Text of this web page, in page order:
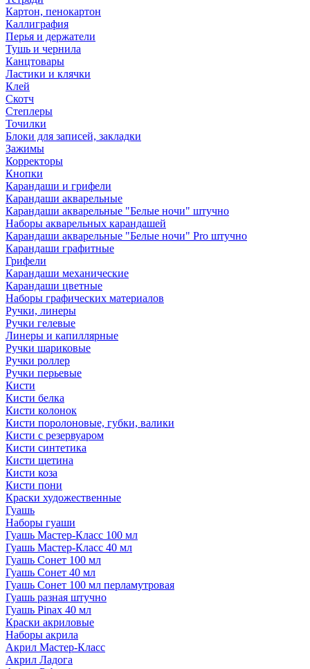
Картон, пенокартон
Каллиграфия
Перья и держатели
Тушь и чернила
Канцтовары
Ластики и клячки
Клей
Скотч
Степлеры
Точилки
Блоки для записей, закладки
Зажимы
Корректоры
Кнопки
Карандаши и грифели
Карандаши акварельные
Карандаши акварельные "Белые ночи" штучно
Наборы акварельных карандашей
Карандаши акварельные "Белые ночи" Pro штучно
Карандаши графитные
Грифели
Карандаши механические
Карандаши цветные
Наборы графических материалов
Ручки, линеры
Ручки гелевые
Линеры и капиллярные
Ручки шариковые
Ручки роллер
Ручки перьевые
Кисти
Кисти белка
Кисти колонок
Кисти поролоновые, губки, валики
Кисти с резервуаром
Кисти синтетика
Кисти щетина
Кисти коза
Кисти пони
Краски художественные
Гуашь
Наборы гуаши
Гуашь Мастер-Класс 100 мл
Гуашь Мастер-Класс 40 мл
Гуашь Сонет 100 мл
Гуашь Сонет 40 мл
Гуашь Сонет 100 мл перламутровая
Гуашь разная штучно
Гуашь Pinax 40 мл
Краски акриловые
Наборы акрила
Акрил Мастер-Класс
Акрил Ладога